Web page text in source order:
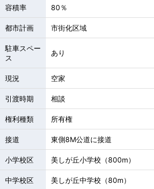
容積率 80％
都市計画 市街化区域
駐車スペー
ス
あり
現況 空家
引渡時期 相談
権利種類 所有権
接道 東側8M公道に接道
小学校区 美しが丘小学校（800m）
中学校区 美しが丘中学校（80m）